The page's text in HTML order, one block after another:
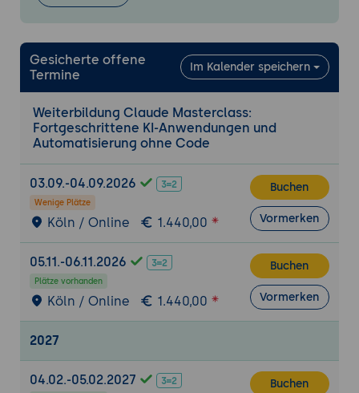
Gesicherte offene
Termine
Im Kalender speichern
Weiterbildung Claude Masterclass:
Fortgeschrittene KI-Anwendungen und
Automatisierung ohne Code
03.09.-04.09.2026
Wenige Plätze
Köln / Online 1.440,00
Buchen
Vormerken
05.11.-06.11.2026
Plätze vorhanden
Köln / Online 1.440,00
Buchen
Vormerken
2027
04.02.-05.02.2027 Buchen